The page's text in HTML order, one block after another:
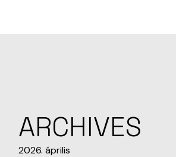
ARCHIVES
2026. április